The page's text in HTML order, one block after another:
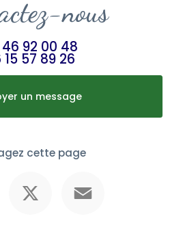
nous
92 00 48
15 57 89 26
un message
cette page